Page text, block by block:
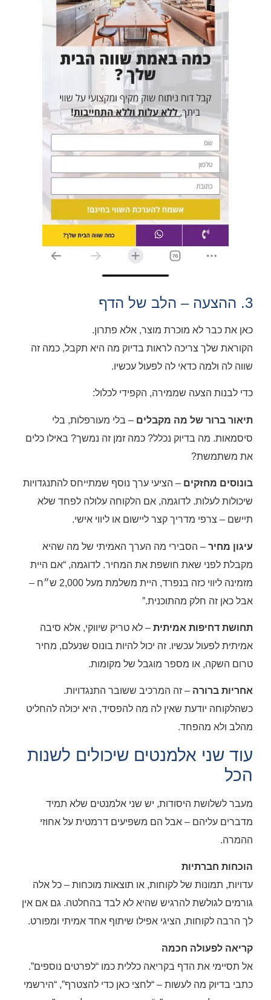
3. ההצעה – הלב של הדף
כאן את כבר לא מוכרת מוצר, אלא פתרון.
הקוראת שלך צריכה לראות בדיוק מה היא תקבל, כמה זה
שווה לה ולמה כדאי לה לפעול עכשיו.
כדי לבנות הצעה שממירה, הקפידי לכלול:
תיאור ברור של מה מקבלים – בלי מעורפלות, בלי
סיסמאות. מה בדיוק נכלל? כמה זמן זה נמשך? באילו כלים
את משתמשת?
בונוסים מחזקים – הציעי ערך נוסף שמתייחס להתנגדויות
שיכולות לעלות. לדוגמה, אם הלקוחה עלולה לפחד שלא
תיישם – צרפי מדריך קצר ליישום או ליווי אישי.
עיגון מחיר – הסבירי מה הערך האמיתי של מה שהיא
מקבלת לפני שאת חושפת את המחיר. לדוגמה, “אם היית
מזמינה ליווי כזה בנפרד, היית משלמת מעל 2,000 ש״ח –
אבל כאן זה חלק מהתוכנית.”
תחושת דחיפות אמיתית – לא טריק שיווקי, אלא סיבה
אמיתית לפעול עכשיו. זה יכול להיות בונוס שנעלם, מחיר
טרום השקה, או מספר מוגבל של מקומות.
אחריות ברורה – זה המרכיב ששובר התנגדויות.
כשהלקוחה יודעת שאין לה מה להפסיד, היא יכולה להחליט
מהלב ולא מהפחד.
עוד שני אלמנטים שיכולים לשנות
הכל
מעבר לשלושת היסודות, יש שני אלמנטים שלא תמיד
מדברים עליהם – אבל הם משפיעים דרמטית על אחוזי
ההמרה.
הוכחות חברתיות
עדויות, תמונות של לקוחות, או תוצאות מוכחות – כל אלה
גורמים לגולשת להרגיש שהיא לא לבד בהחלטה. גם אם אין
לך הרבה לקוחות, הציגי אפילו שיתוף אחד אמיתי ומפורט.
קריאה לפעולה חכמה
אל תסיימי את הדף בקריאה כללית כמו “לפרטים נוספים”.
כתבי בדיוק מה לעשות – “לחצי כאן כדי להצטרף”, “הירשמי